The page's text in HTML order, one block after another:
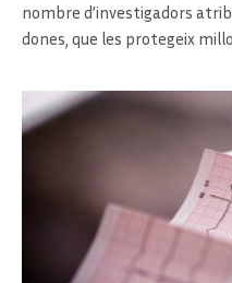
nombre d’investigadors
dones, que les protegeix